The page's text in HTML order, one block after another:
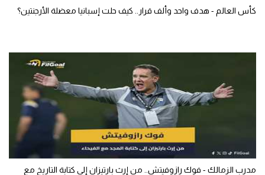
كأس العالم - هدف واحد وألف قرار.. كيف حلت إسبانيا معضلة الأرجنتين؟
مدرب الزمالك - فوك رازوفيتش.. من إرث بارتيزان إلى كتابة التاريخ مع